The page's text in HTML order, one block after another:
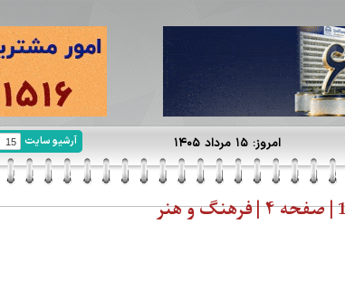
آرشیو سایت امروز: ۱۵ مرداد ۱۴۰۵